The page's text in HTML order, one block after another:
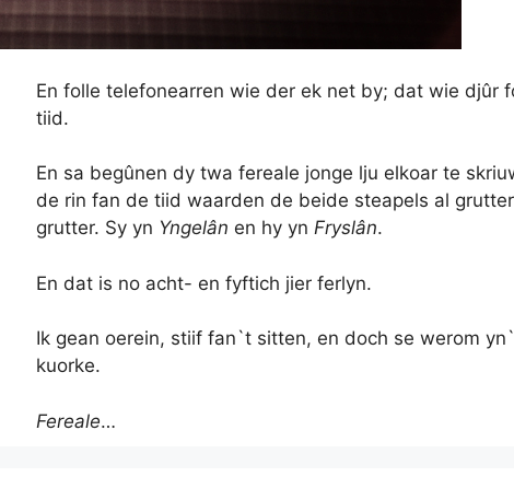
En folle telefonearren wie der ek net by; dat wie djûr
tiid.
En sa begûnen dy twa fereale jonge lju elkoar te
de rin fan de tiid waarden de beide steapels al
grutter. Sy yn Yngelân en hy ynFryslân.
En dat is no acht- en fyftich jier ferlyn.
Ik gean oerein, stiif fan`t sitten, en doch se werom
kuorke.
Fereale…